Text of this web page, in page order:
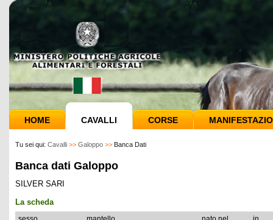
HOME CAVALLI CORSE
Tu sei qui: Cavalli >> Galoppo >> Banca Dati
Banca dati Galoppo
SILVER SARI
La scheda